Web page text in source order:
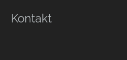
Kontakt